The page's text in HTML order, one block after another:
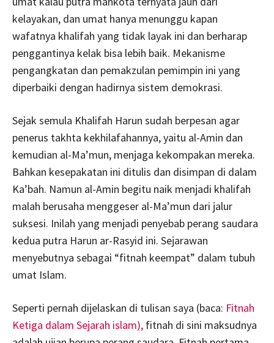
kelayakan, dan umat hanya menunggu kapan
wafatnya khalifah yang tidak layak ini dan berharap
penggantinya kelak bisa lebih baik. Mekanisme
pengangkatan dan pemakzulan pemimpin ini yang
diperbaiki dengan hadirnya sistem demokrasi.
Sejak semula Khalifah Harun sudah berpesan agar
penerus takhta kekhilafahannya, yaitu al-Amin dan
kemudian al-Ma’mun, menjaga kekompakan mereka.
Bahkan kesepakatan ini ditulis dan disimpan di dalam
Ka’bah. Namun al-Amin begitu naik menjadi khalifah
malah berusaha menggeser al-Ma’mun dari jalur
suksesi. Inilah yang menjadi penyebab perang saudara
kedua putra Harun ar-Rasyid ini. Sejarawan
menyebutnya sebagai “fitnah keempat” dalam tubuh
umat Islam.
Seperti pernah dijelaskan di tulisan saya (baca: Fitnah
Ketiga dalam Sejarah islam), fitnah di sini maksudnya